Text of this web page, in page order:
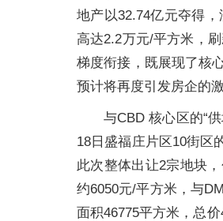
地产以32.74亿元夺得
高达2.2万元/平方米，
梯度衔接，既展现了核
预计将再度引发房企的
与CBD 核心区的“
18日盛福庄片区10街区
此次整体出让2宗地块
约6050元/平方米，与
面积46775平方米，总